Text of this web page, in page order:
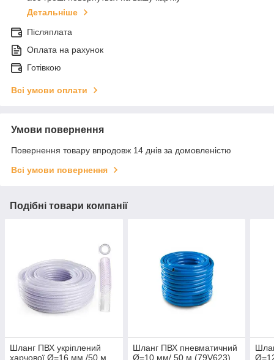
Детальніше
Післяплата
Оплата на рахунок
Готівкою
Всі умови оплати
Умови повернення
Повернення товару впродовж 14 днів за домовленістю
Всі умови повернення
Подібні товари компанії
Шланг ПВХ укріплений
харчової Ø=16 мм /50 м
Шланг ПВХ пневматичний
Ø=10 мм/ 50 м (79V623)